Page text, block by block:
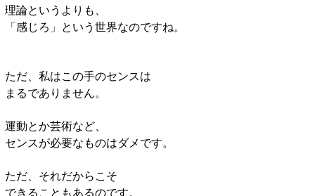
理論というよりも、
「感じろ」という世界なのですね。
ただ、私はこの手のセンスは
まるでありません。
運動とか芸術など、
センスが必要なものはダメです。
ただ、それだからこそ
できることもあるのです。